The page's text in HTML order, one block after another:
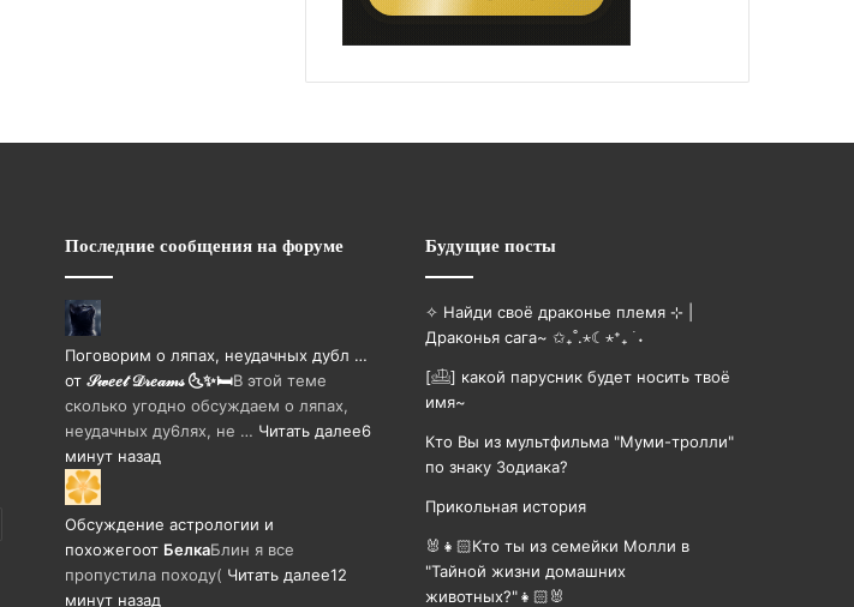
Последние сообщения на форуме
Поговорим о ляпах, неудачных дубл …
от 𝒮𝓌𝑒𝑒𝓉 𝒟𝓇𝑒𝒶𝓂𝓈 🌜✨🛏️В этой теме
сколько угодно обсуждаем о ляпах,
неудачных ду6лях, не … Читать далее6
минут назад
Обсуждение астрологии и
похожегоот БелкаБлин я все
пропустила походу( Читать далее12
минут назад
Будущие посты
✧ Найди своё драконье племя ⊹ |
Драконья сага~ ✩₊˚.⋆☾⋆⁺₊ ࣪ ˖
[𓊝] какой парусник будет носить твоë
имя~
Кто Вы из мультфильма "Муми-тролли"
по знаку Зодиака?
Прикольная история
🐰👧🏻Кто ты из семейки Молли в
"Тайной жизни домашних
животных?"👧🏻🐰